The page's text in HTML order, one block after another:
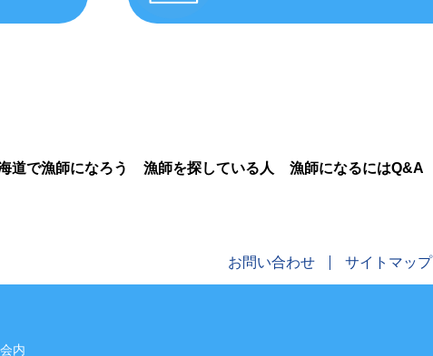
道で漁師になろう 漁師を探している人 漁師になるにはQ&A
お問い合わせ サイトマップ
内